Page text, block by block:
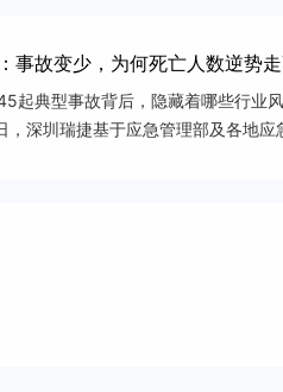
事故变少，为何死亡人数逆势走
起典型事故背后，隐藏着哪些行业
深圳瑞捷基于应急管理部及各地